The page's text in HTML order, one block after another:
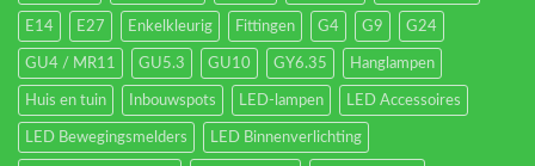
E14 E27 Enkelkleurig Fittingen G4 G9 G24
GU4 / MR11 GU5.3 GU10 GY6.35 Hanglampen
Huis en tuin Inbouwspots LED-lampen LED Accessoires
LED Bewegingsmelders LED Binnenverlichting